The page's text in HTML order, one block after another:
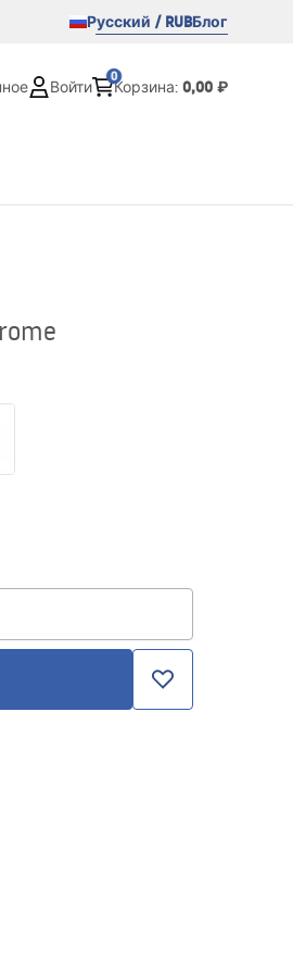
Русский / RUBБлог
Войти
0
Корзина: 0,00 ₽